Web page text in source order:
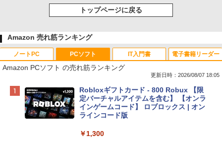
トップページに戻る
Amazon 売れ筋ランキング
ノートPC
Apple 2026 MacBook Neo A18 Proチッ
プ搭載13インチノートブック：AIとAppl
e Intelligence、Liquid Retinaディスプ
レイ、8GBメモリ、512GB SSD、1080p
ィゴ + 3年延長 AppleCare+ for 13インチ
PCソフト
Amazon PCソフト の売れ筋ランキング
更新日時：2026/08/07 18:05
Robloxギフトカード - 800 Robux 【限
定バーチャルアイテムを含む】 【オンラ
インゲームコード】 ロブロックス | オン
ラインコード版
￥1,300
IT入門書 電子書籍リーダー